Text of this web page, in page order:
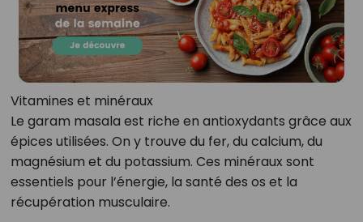
Vitamines et minéraux
Le garam masala est riche en antioxydants grâce aux
épices utilisées. On y trouve du fer, du calcium, du
magnésium et du potassium. Ces minéraux sont
essentiels pour l’énergie, la santé des os et la
récupération musculaire.